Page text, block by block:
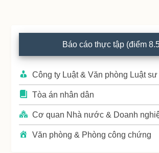
Primary
Sidebar
Báo cáo thực tập (điểm
Công ty Luật & Văn phòng Luật sư
Tòa án nhân dân
Cơ quan Nhà nước & Doanh
Văn phòng & Phòng công chứng